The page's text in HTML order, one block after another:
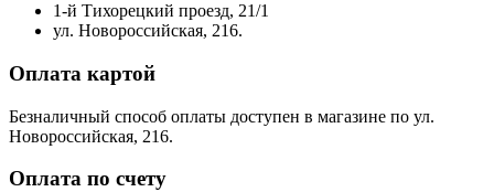
1-й Тихорецкий проезд, 21/1
ул. Новороссийская, 216.
Оплата картой
Безналичный способ оплаты доступен в магазине по ул.
Новороссийская, 216.
Оплата по счету